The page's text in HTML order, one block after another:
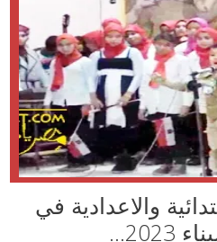
والاعدادية في